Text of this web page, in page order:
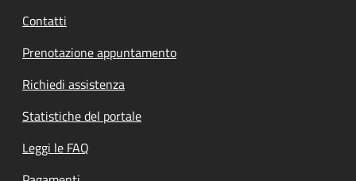
Contatti
Prenotazione appuntamento
Richiedi assistenza
Statistiche del portale
Leggi le FAQ